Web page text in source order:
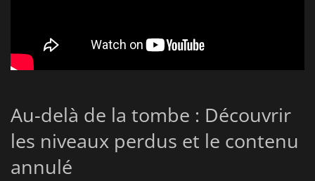
Au-delà de la tombe : Découvrir
les niveaux perdus et le contenu
annulé